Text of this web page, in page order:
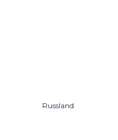
Russland